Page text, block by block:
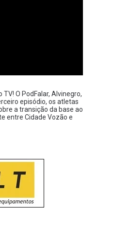
O PodFalar, Alvinegro,
episódio, os atletas
a transição da base ao
entre Cidade Vozão e